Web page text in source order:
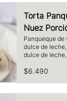
Torta
Nuez
Panqueque de
dulce de
dulce de
$6.490